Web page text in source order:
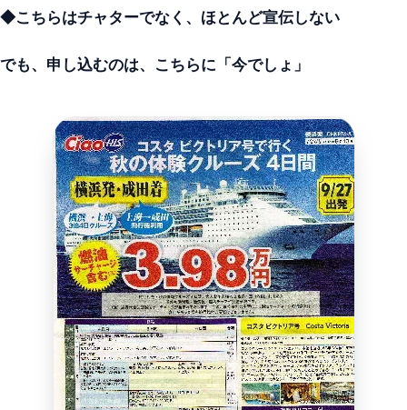
◆こちらはチャターでなく、ほとんど宣伝しない
でも、申し込むのは、こちらに「今でしょ」